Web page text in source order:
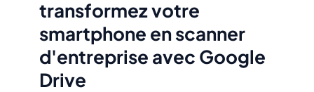
transformez votre
smartphone en scanner
d'entreprise avec Google
Drive